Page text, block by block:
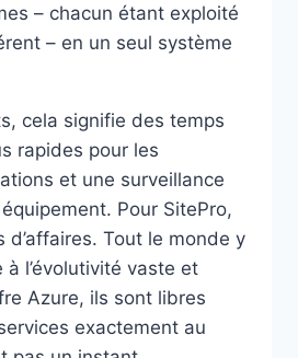
– chacun étant exploité
– en un seul système
cela signifie des temps
rapides pour les
et une surveillance
Pour SitePro,
d’affaires. Tout le monde y
à l’évolutivité vaste et
Azure, ils sont libres
exactement au